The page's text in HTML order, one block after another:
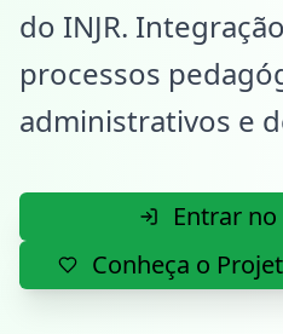
do INJR.
processos
administrativos e
Entrar
Conheça o